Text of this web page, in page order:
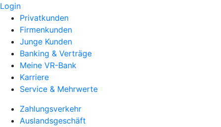
Login
Privatkunden
Firmenkunden
Junge Kunden
Banking & Verträge
Meine VR-Bank
Karriere
Service & Mehrwerte
Zahlungsverkehr
Auslandsgeschäft